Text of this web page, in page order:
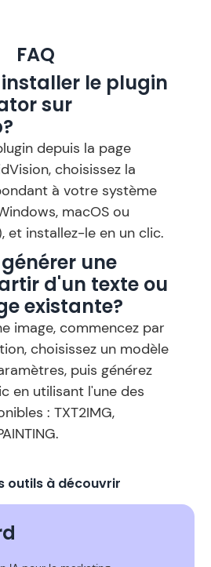
FAQ
le plugin
sur
depuis la page
choisissez la
à votre système
macOS ou
et installez-le en un clic.
une
d'un texte ou
existante?
image, commencez par
choisissez un modèle
puis générez
en utilisant l'une des
: TXT2IMG,
outils à découvrir